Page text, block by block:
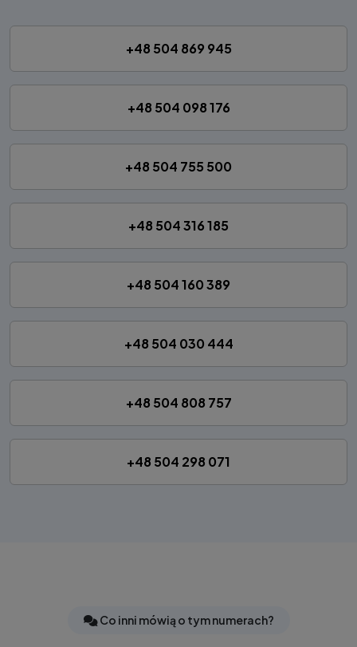
+48 504 869 945
+48 504 098 176
+48 504 755 500
+48 504 316 185
+48 504 160 389
+48 504 030 444
+48 504 808 757
+48 504 298 071
Co inni mówią o tym numerach?